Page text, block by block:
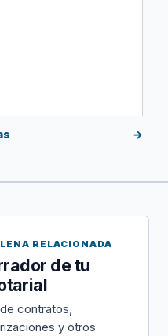
→
RELACIONADA
de tu
contratos,
y otros